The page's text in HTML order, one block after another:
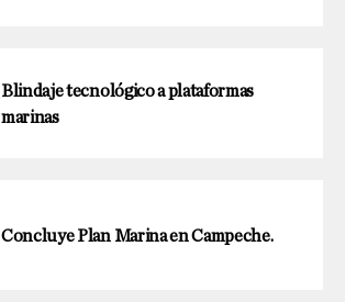
Blindaje tecnológico a plataformas
marinas
Concluye Plan Marina en Campeche.